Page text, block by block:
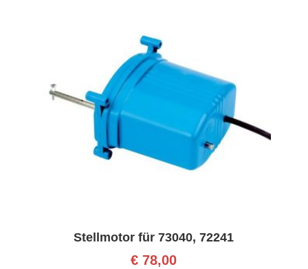
Stellmotor für 73040, 72241
€ 78,00